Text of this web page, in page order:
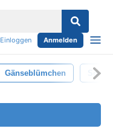
Einloggen Anmelden
Gänseblümchen